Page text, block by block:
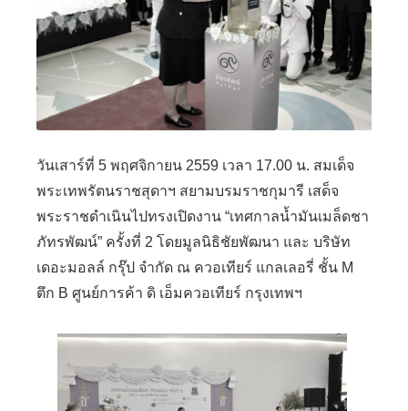
วันเสาร์ที่ 5 พฤศจิกายน 2559 เวลา 17.00 น. สมเด็จ
พระเทพรัตนราชสุดาฯ สยามบรมราชกุมารี เสด็จ
พระราชดำเนินไปทรงเปิดงาน “เทศกาลน้ำมันเมล็ดชา
ภัทรพัฒน์” ครั้งที่ 2 โดยมูลนิธิชัยพัฒนา และ บริษัท
เดอะมอลล์ กรุ๊ป จำกัด ณ ควอเทียร์ แกลเลอรี่ ชั้น M
ตึก B ศูนย์การค้า ดิ เอ็มควอเทียร์ กรุงเทพฯ